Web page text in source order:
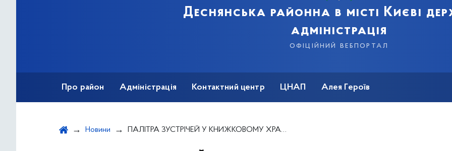
Деснянська районна в місті Києві
адміністрація
офіційний вебпортал
Про район Адміністрація Контактний центр ЦНАП Алея Героїв
Новини ПАЛІТРА ЗУСТРІЧЕЙ У КНИЖКОВОМУ ХРАМІ